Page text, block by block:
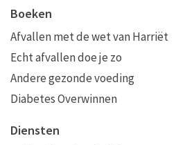
Boeken
Afvallen met de wet van Harriët
Echt afvallen doe je zo
Andere gezonde voeding
Diabetes Overwinnen
Diensten